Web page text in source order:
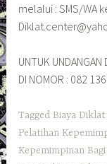
melalui : SMS/WA
UNTUK UNDANGAN
DI NOMOR : 082
Tagged Biaya
Pelatihan
Kepemimpinan